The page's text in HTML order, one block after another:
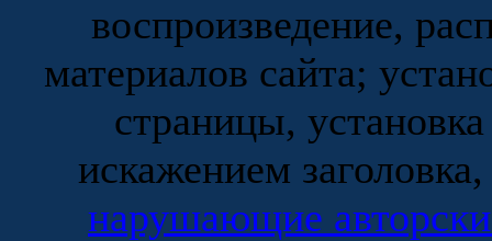
воспроизведение,
материалов сайта;
страницы,
искажением
нарушающие